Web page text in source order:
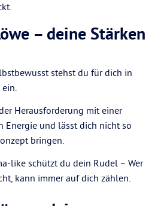
– deine Stärken
stehst du für dich in
Herausforderung mit einer
Energie und lässt dich nicht so
bringen.
like schützt du dein Rudel – Wer
kann immer auf dich zählen.